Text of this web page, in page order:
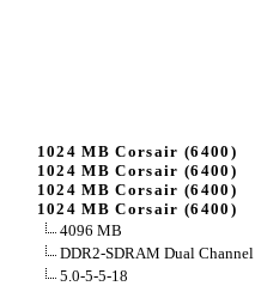
1024 MB Corsair (6400)
1024 MB Corsair (6400)
1024 MB Corsair (6400)
1024 MB Corsair (6400)
4096 MB
DDR2-SDRAM Dual Channel
5.0-5-5-18